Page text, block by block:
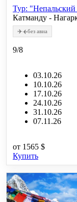
Тур: "Непальский
Катманду -
✈✈без авиа
9/8
03.10.26
10.10.26
17.10.26
24.10.26
31.10.26
07.11.26
от 1565 $
Купить